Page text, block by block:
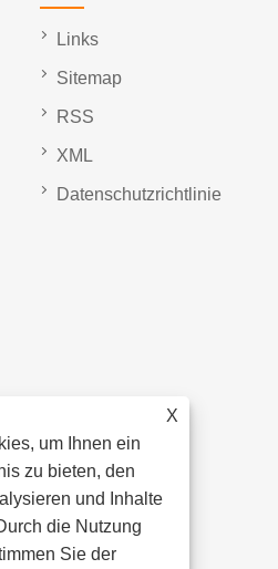
X
um Ihnen ein
zu bieten, den
und Inhalte
die Nutzung
Sie der
Links
Sitemap
RSS
XML
Datenschutzrichtlinie